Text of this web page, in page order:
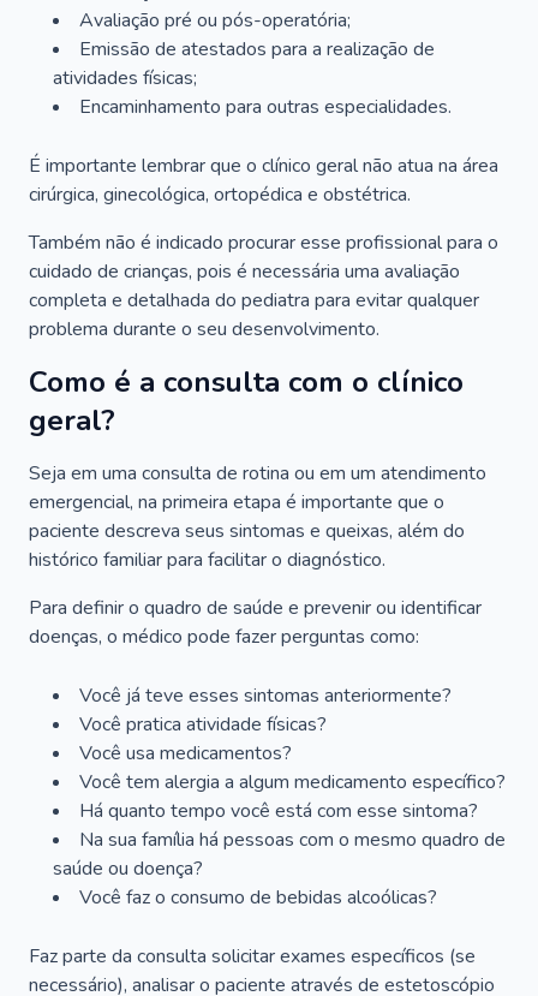
Avaliação pré ou pós-operatória;
Emissão de atestados para a realização de
atividades físicas;
Encaminhamento para outras especialidades.
É importante lembrar que o clínico geral não atua na área
cirúrgica, ginecológica, ortopédica e obstétrica.
Também não é indicado procurar esse profissional para o
cuidado de crianças, pois é necessária uma avaliação
completa e detalhada do pediatra para evitar qualquer
problema durante o seu desenvolvimento.
Como é a consulta com o clínico
geral?
Seja em uma consulta de rotina ou em um atendimento
emergencial, na primeira etapa é importante que o
paciente descreva seus sintomas e queixas, além do
histórico familiar para facilitar o diagnóstico.
Para definir o quadro de saúde e prevenir ou identificar
doenças, o médico pode fazer perguntas como:
Você já teve esses sintomas anteriormente?
Você pratica atividade físicas?
Você usa medicamentos?
Você tem alergia a algum medicamento específico?
Há quanto tempo você está com esse sintoma?
Na sua família há pessoas com o mesmo quadro de
saúde ou doença?
Você faz o consumo de bebidas alcoólicas?
Faz parte da consulta solicitar exames específicos (se
necessário), analisar o paciente através de estetoscópio